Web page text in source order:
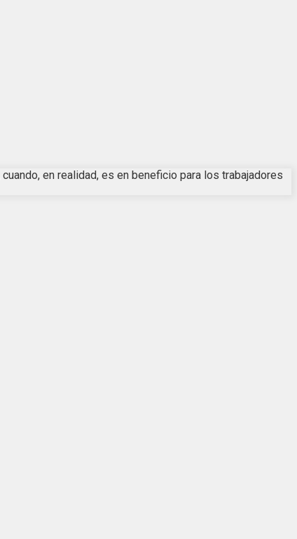
en realidad, es en beneficio para los trabajadores